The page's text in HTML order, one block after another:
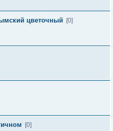
цветочный
[0]
[0]